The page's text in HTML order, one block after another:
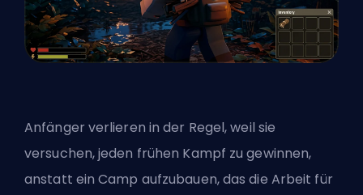
Anfänger verlieren in der Regel, weil sie
versuchen, jeden frühen Kampf zu gewinnen,
anstatt ein Camp aufzubauen, das die Arbeit für